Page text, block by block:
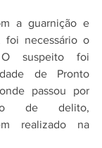
a guarnição e
foi necessário o
suspeito foi
de Pronto
passou por
de delito,
realizado na